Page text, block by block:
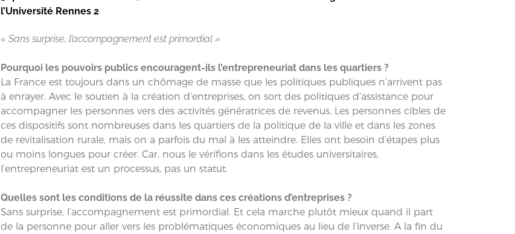
l’Université Rennes 2
« Sans surprise, l’accompagnement est primordial »
Pourquoi les pouvoirs publics encouragent-ils l’entrepreneuriat dans les quartiers ?
La France est toujours dans un chômage de masse que les politiques publiques n’arrivent pas
à enrayer. Avec le soutien à la création d’entreprises, on sort des politiques d’assistance pour
accompagner les personnes vers des activités génératrices de revenus. Les personnes cibles de
ces dispositifs sont nombreuses dans les quartiers de la politique de la ville et dans les zones
de revitalisation rurale, mais on a parfois du mal à les atteindre. Elles ont besoin d’étapes plus
ou moins longues pour créer. Car, nous le vérifions dans les études universitaires,
l’entrepreneuriat est un processus, pas un statut.
Quelles sont les conditions de la réussite dans ces créations d’entreprises ?
Sans surprise, l’accompagnement est primordial. Et cela marche plutôt mieux quand il part
de la personne pour aller vers les problématiques économiques au lieu de l’inverse. A la fin du